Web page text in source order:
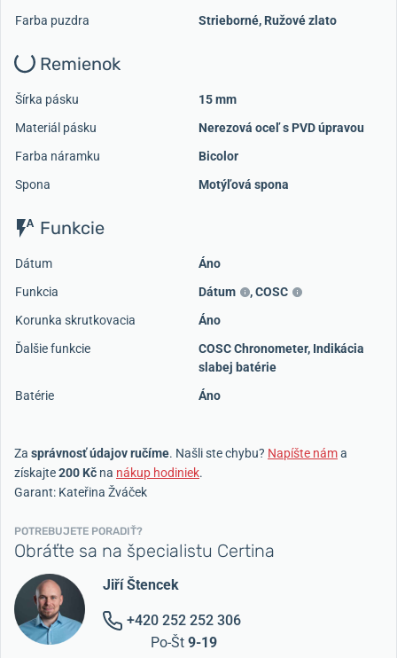
Farba puzdra
Strieborné, Ružové zlato
Remienok
Šírka pásku
15 mm
Materiál pásku
Nerezová oceľ s PVD úpravou
Farba náramku
Bicolor
Spona
Motýľová spona
Funkcie
Dátum
Áno
Funkcia
Dátum ,COSC
Korunka skrutkovacia
Áno
Ďalšie funkcie
COSC Chronometer, Indikácia
slabej batérie
Batérie
Áno
Za správnosť údajov ručíme. Našli ste chybu? Napíšte náma
získajte200 Kč na nákup hodiniek.
Garant: Kateřina Žváček
POTREBUJETE PORADIŤ?
Obráťte sa na špecialistu Certina
Jiří Štencek
+420 252 252 306
Po-Št 9-19